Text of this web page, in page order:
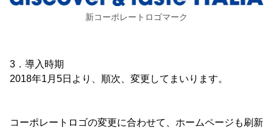
新コーポレートロゴマーク
3．導入時期
2018年1月5日より、順次、変更してまいります。
コーポレートロゴの変更に合わせて、ホームページも刷新